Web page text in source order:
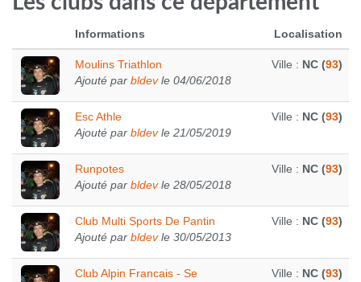
Informations Localisation
Moulins Triathlon
Ajouté par bldevle 04/06/2018
Ville : NC (93)
Esc Athle
Ajouté par bldevle 21/05/2019
Ville : NC (93)
Runpotes
Ajouté par bldevle 28/05/2018
Ville : NC (93)
Club Multi Sports De Pantin
Ajouté par bldevle 30/05/2013
Ville : NC (93)
Club Alpin Francais - Se
Ville : NC (93)